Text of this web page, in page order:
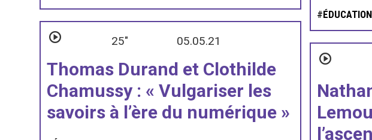
#ÉDUCATION
25" 05.05.21
Thomas Durand et Clothilde
Chamussy : « Vulgariser les
savoirs à l’ère du numérique »